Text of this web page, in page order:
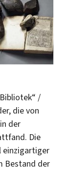
/
die von
der
Die
einzigartiger
Bestand der